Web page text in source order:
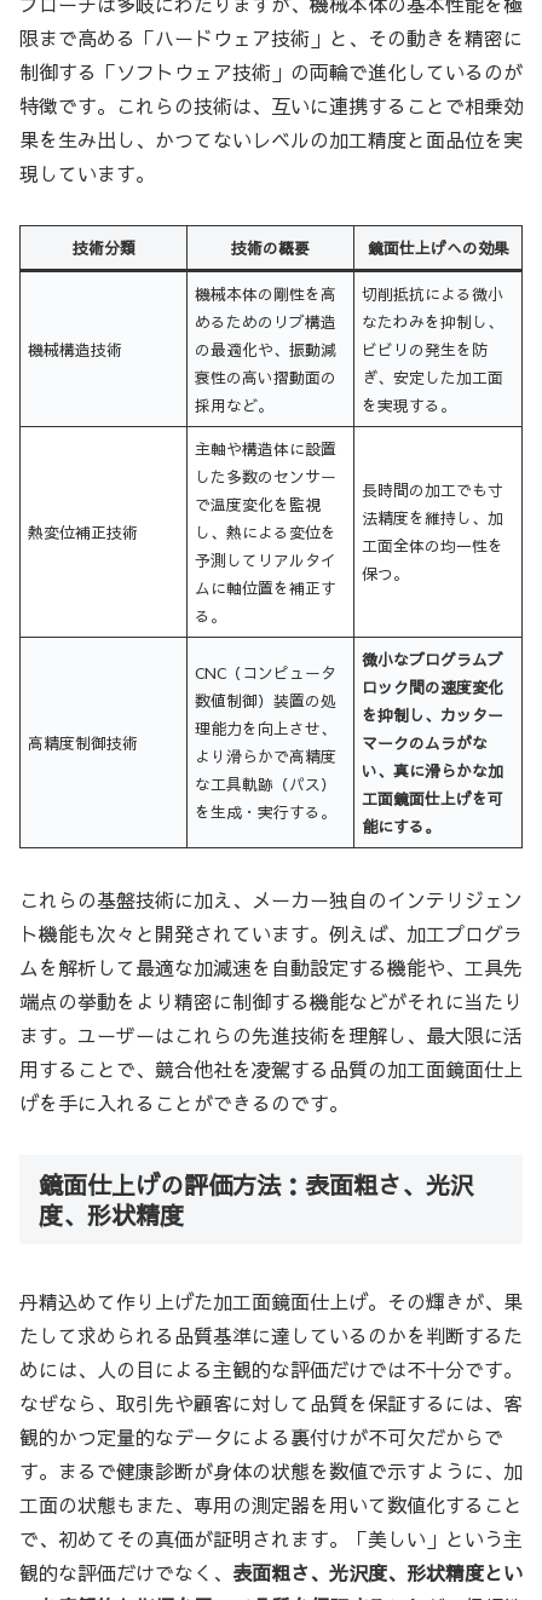
限まで高める「ハードウェア技術」と、その動きを精密に
制御する「ソフトウェア技術」の両輪で進化しているのが
特徴です。これらの技術は、互いに連携することで相乗効
果を生み出し、かつてないレベルの加工精度と面品位を実
現しています。
技術分類 技術の概要 鏡面仕上げへの効果
機械構造技術
機械本体の剛性を高
めるためのリブ構造
の最適化や、振動減
衰性の高い摺動面の
採用など。
切削抵抗による微小
なたわみを抑制し、
ビビリの発生を防
ぎ、安定した加工面
を実現する。
熱変位補正技術
主軸や構造体に設置
した多数のセンサー
で温度変化を監視
し、熱による変位を
予測してリアルタイ
ムに軸位置を補正す
る。
長時間の加工でも寸
法精度を維持し、加
工面全体の均一性を
保つ。
高精度制御技術
CNC（コンピュータ
数値制御）装置の処
理能力を向上させ、
より滑らかで高精度
な工具軌跡（パス）
を生成・実行する。
微小なプログラムブ
ロック間の速度変化
を抑制し、カッター
マークのムラがな
い、真に滑らかな加
工面鏡面仕上げを可
能にする。
これらの基盤技術に加え、メーカー独自のインテリジェン
ト機能も次々と開発されています。例えば、加工プログラ
ムを解析して最適な加減速を自動設定する機能や、工具先
端点の挙動をより精密に制御する機能などがそれに当たり
ます。ユーザーはこれらの先進技術を理解し、最大限に活
用することで、競合他社を凌駕する品質の加工面鏡面仕上
げを手に入れることができるのです。
鏡面仕上げの評価方法：表面粗さ、光沢
度、形状精度
丹精込めて作り上げた加工面鏡面仕上げ。その輝きが、果
たして求められる品質基準に達しているのかを判断するた
めには、人の目による主観的な評価だけでは不十分です。
なぜなら、取引先や顧客に対して品質を保証するには、客
観的かつ定量的なデータによる裏付けが不可欠だからで
す。まるで健康診断が身体の状態を数値で示すように、加
工面の状態もまた、専用の測定器を用いて数値化すること
で、初めてその真価が証明されます。「美しい」という主
観的な評価だけでなく、 表面粗さ、光沢度、形状精度とい